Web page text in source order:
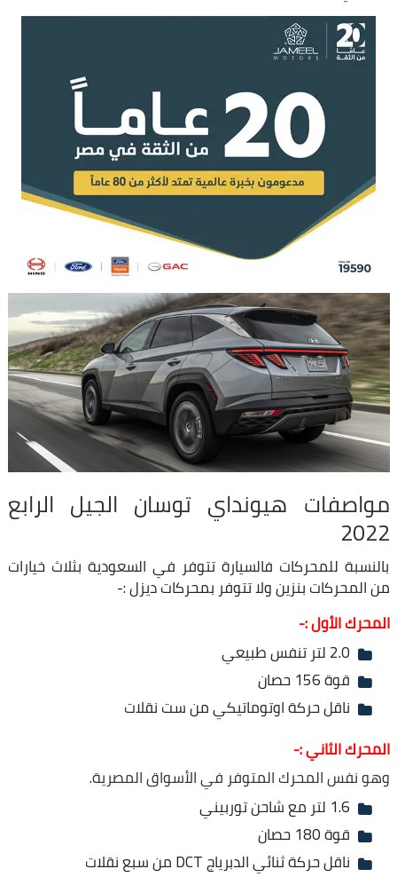
مواصفات هيونداي توسان الجيل الرابع
2022
بالنسبة للمحركات فالسيارة تتوفر في السعودية بثلاث خيارات
من المحركات بنزين ولا تتوفر بمحركات ديزل :-
المحرك الأول :-
2.0 لتر تنفس طبيعي
قوة 156 حصان
ناقل حركة اوتوماتيكي من ست نقلات
المحرك الثاني :-
وهو نفس المحرك المتوفر في الأسواق المصرية.
1.6 لتر مع شاحن توربيني
قوة 180 حصان
ناقل حركة ثنائي الدبرياج DCT من سبع نقلات